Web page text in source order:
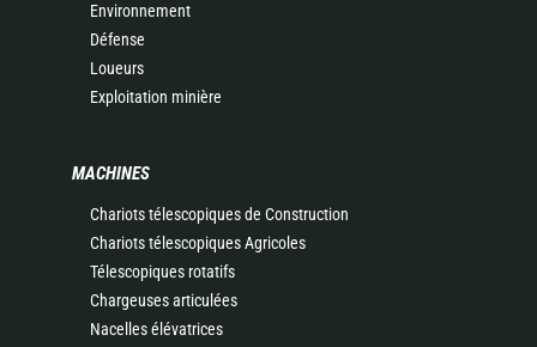
Environnement
Défense
Loueurs
Exploitation minière
MACHINES
Chariots télescopiques de Construction
Chariots télescopiques Agricoles
Télescopiques rotatifs
Chargeuses articulées
Nacelles élévatrices